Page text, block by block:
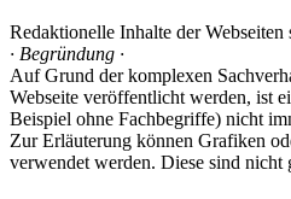
Redaktionelle Inhalte der
· Begründung ·
Auf Grund der komplexen
Webseite veröffentlicht werden, ist
Beispiel ohne Fachbegriffe) nicht
Zur Erläuterung können Grafiken
verwendet werden. Diese sind nicht